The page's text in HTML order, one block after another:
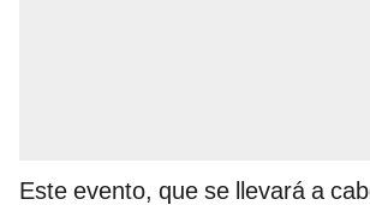
Este evento, que se llevará a